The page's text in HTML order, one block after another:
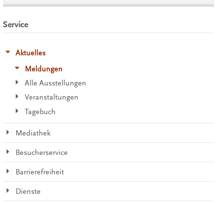
Service
Aktuelles
Meldungen
Alle Ausstellungen
Veranstaltungen
Tagebuch
Mediathek
Besucherservice
Barrierefreiheit
Dienste